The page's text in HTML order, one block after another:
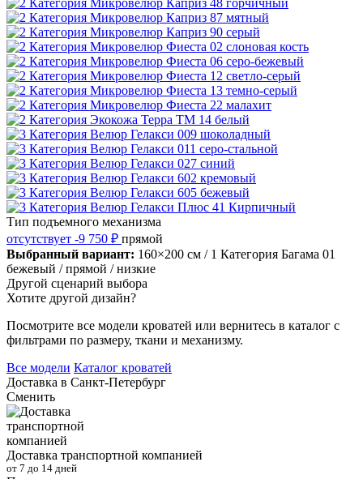
Тип подъемного механизма
отсутствует -9 750 ₽ прямой
Выбранный вариант: 160×200 см / 1 Категория Багама 01
бежевый / прямой / низкие
Другой сценарий выбора
Хотите другой дизайн?
Посмотрите все модели кроватей или вернитесь в каталог с
фильтрами по размеру, ткани и механизму.
Все модели Каталог кроватей
Доставка в Санкт-Петербург
Сменить
Доставка транспортной компанией
от 7 до 14 дней